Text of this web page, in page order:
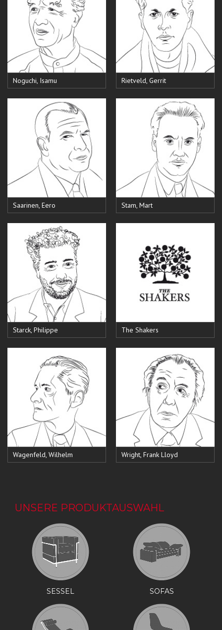
Noguchi, Isamu Rietveld, Gerrit
Saarinen, Eero Stam, Mart
Starck, Philippe The Shakers
Wagenfeld, Wilhelm Wright, Frank Lloyd
UNSERE PRODUKTAUSWAHL
SESSEL SOFAS